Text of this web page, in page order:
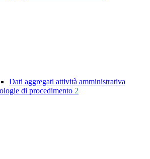
Dati aggregati attività amministrativa
di procedimento 2